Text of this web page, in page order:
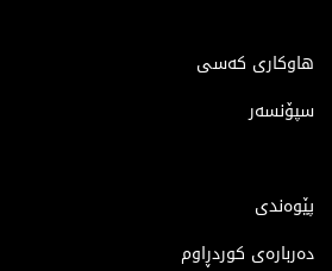
هاوکاری کەسی
سپۆنسەر
پێوەندی
دەربارەی کوردڕاوم